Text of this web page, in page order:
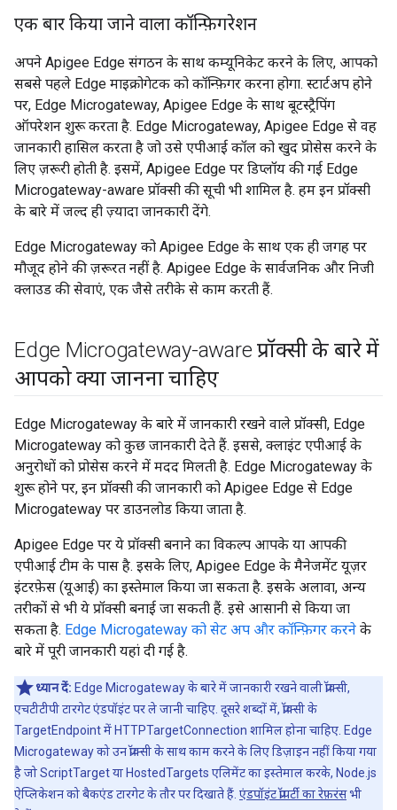
एक बार किया जाने वाला कॉन्फ़िगरेशन
अपने Apigee Edge संगठन के साथ कम्यूनिकेट करने के लिए, आपको
सबसे पहले Edge माइक्रोगेटक को कॉन्फ़िगर करना होगा. स्टार्टअप होने
पर, Edge Microgateway, Apigee Edge के साथ बूटस्ट्रैपिंग
ऑपरेशन शुरू करता है. Edge Microgateway, Apigee Edge से वह
जानकारी हासिल करता है जो उसे एपीआई कॉल को खुद प्रोसेस करने के
लिए ज़रूरी होती है. इसमें, Apigee Edge पर डिप्लॉय की गई Edge
Microgateway-aware प्रॉक्सी की सूची भी शामिल है. हम इन प्रॉक्सी
के बारे में जल्द ही ज़्यादा जानकारी देंगे.
Edge Microgateway को Apigee Edge के साथ एक ही जगह पर
मौजूद होने की ज़रूरत नहीं है. Apigee Edge के सार्वजनिक और निजी
क्लाउड की सेवाएं, एक जैसे तरीके से काम करती हैं.
Edge Microgateway-aware प्रॉक्सी के बारे में
आपको क्या जानना चाहिए
Edge Microgateway के बारे में जानकारी रखने वाले प्रॉक्सी, Edge
Microgateway को कुछ जानकारी देते हैं. इससे, क्लाइंट एपीआई के
अनुरोधों को प्रोसेस करने में मदद मिलती है. Edge Microgateway के
शुरू होने पर, इन प्रॉक्सी की जानकारी को Apigee Edge से Edge
Microgateway पर डाउनलोड किया जाता है.
Apigee Edge पर ये प्रॉक्सी बनाने का विकल्प आपके या आपकी
एपीआई टीम के पास है. इसके लिए, Apigee Edge के मैनेजमेंट यूज़र
इंटरफ़ेस (यूआई) का इस्तेमाल किया जा सकता है. इसके अलावा, अन्य
तरीकों से भी ये प्रॉक्सी बनाई जा सकती हैं. इसे आसानी से किया जा
सकता है. Edge Microgateway को सेट अप और कॉन्फ़िगर करने के
बारे में पूरी जानकारी यहां दी गई है.
ध्यान दें: Edge Microgateway के बारे में जानकारी रखने वाली प्रॉक्सी,
एचटीटीपी टारगेट एंडपॉइंट पर ले जानी चाहिए. दूसरे शब्दों में, प्रॉक्सी के
TargetEndpoint में HTTPTargetConnection शामिल होना चाहिए. Edge
Microgateway को उन प्रॉक्सी के साथ काम करने के लिए डिज़ाइन नहीं किया गया
है जो ScriptTarget या HostedTargets एलिमेंट का इस्तेमाल करके, Node.js
ऐप्लिकेशन को बैकएंड टारगेट के तौर पर दिखाते हैं. एंडपॉइंट प्रॉपर्टी का रेफ़रंसभी